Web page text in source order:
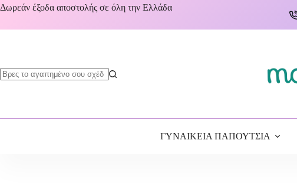
Δωρεάν έξοδα αποστολής σε όλη την Ελλάδα
ΓΥΝΑΙΚΕΙΑ ΠΑΠΟΥΤΣΙΑ